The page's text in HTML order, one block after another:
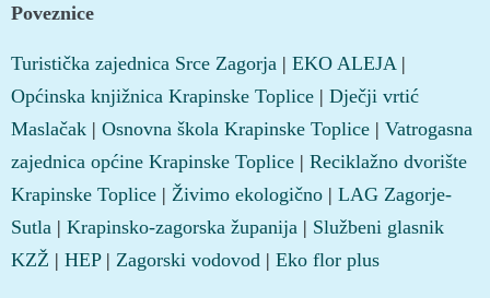
Poveznice
Turistička zajednica Srce Zagorja | EKO ALEJA |
Općinska knjižnica Krapinske Toplice | Dječji vrtić
Maslačak | Osnovna škola Krapinske Toplice | Vatrogasna
zajednica općine Krapinske Toplice | Reciklažno dvorište
Krapinske Toplice | Živimo ekologično | LAG Zagorje-
Sutla | Krapinsko-zagorska županija | Službeni glasnik
KZŽ | HEP| Zagorski vodovod | Eko flor plus